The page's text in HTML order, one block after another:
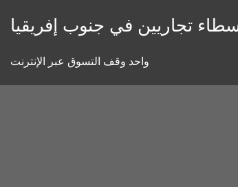
واحد وقف التسوق عبر الإنترنت